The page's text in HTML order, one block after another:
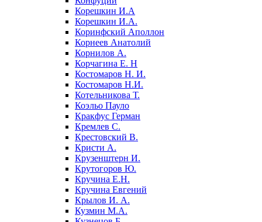
Корешкин И.А
Корешкин И.А.
Коринфский Аполлон
Корнеев Анатолий
Корнилов А.
Корчагина Е. Н
Костомаров Н. И.
Костомаров Н.И.
Котельникова Т.
Коэльо Пауло
Кракфус Герман
Кремлев С.
Крестовский В.
Кристи А.
Крузенштерн И.
Крутогоров Ю.
Кручина Е.Н.
Кручина Евгений
Крылов И. А.
Кузмин М.А.